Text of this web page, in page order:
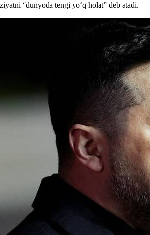
“dunyoda tengi yo‘q holat” deb atadi.